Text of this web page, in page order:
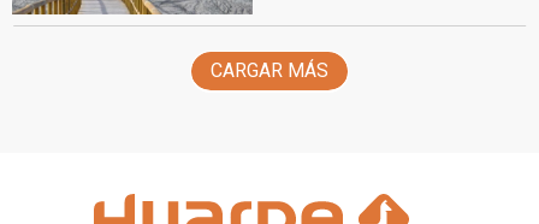
CARGAR MÁS